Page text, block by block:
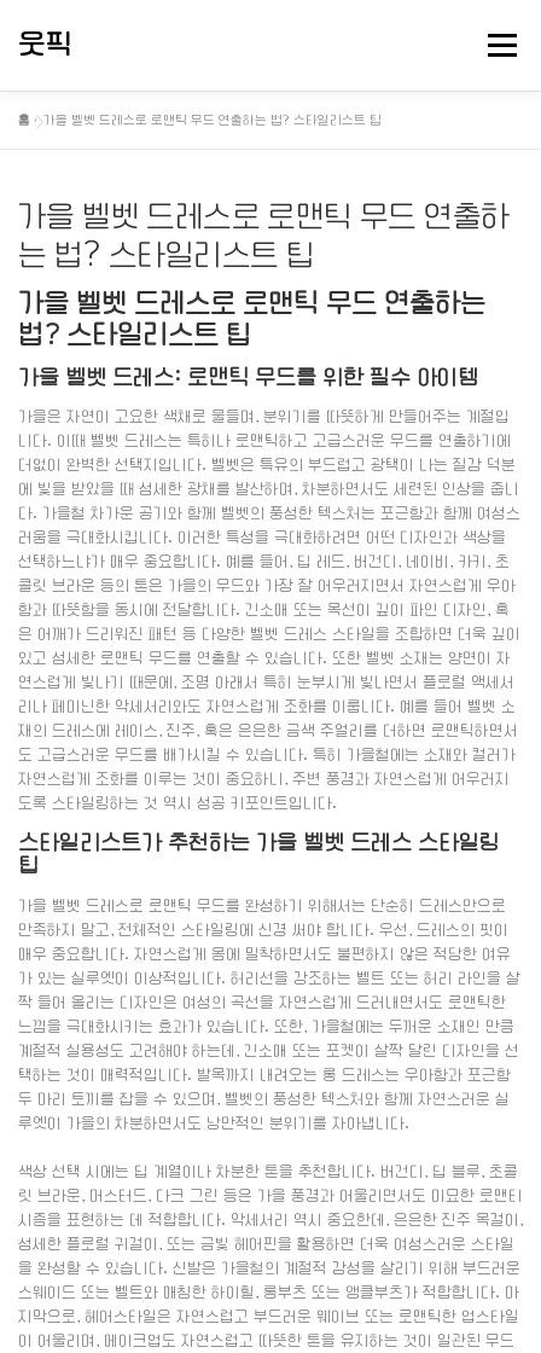
웃픽 메뉴
정보게시
홈 »가을 벨벳 드레스로 로맨틱 무드 연출하는 법? 스타일리스트 팁
가을 벨벳 드레스로 로맨틱 무드 연출하
는 법? 스타일리스트 팁
가을 벨벳 드레스로 로맨틱 무드 연출하는
법? 스타일리스트 팁
가을 벨벳 드레스: 로맨틱 무드를 위한 필수 아이템
가을은 자연이 고요한 색채로 물들며, 분위기를 따뜻하게 만들어주는 계절입
니다. 이때 벨벳 드레스는 특히나 로맨틱하고 고급스러운 무드를 연출하기에
더없이 완벽한 선택지입니다. 벨벳은 특유의 부드럽고 광택이 나는 질감 덕분
에 빛을 받았을 때 섬세한 광채를 발산하며, 차분하면서도 세련된 인상을 줍니
다. 가을철 차가운 공기와 함께 벨벳의 풍성한 텍스처는 포근함과 함께 여성스
러움을 극대화시킵니다. 이러한 특성을 극대화하려면 어떤 디자인과 색상을
선택하느냐가 매우 중요합니다. 예를 들어, 딥 레드, 버건디, 네이비, 카키, 초
콜릿 브라운 등의 톤은 가을의 무드와 가장 잘 어우러지면서 자연스럽게 우아
함과 따뜻함을 동시에 전달합니다. 긴소매 또는 목선이 깊이 파인 디자인, 혹
은 어깨가 드리워진 패턴 등 다양한 벨벳 드레스 스타일을 조합하면 더욱 깊이
있고 섬세한 로맨틱 무드를 연출할 수 있습니다. 또한 벨벳 소재는 양면이 자
연스럽게 빛나기 때문에, 조명 아래서 특히 눈부시게 빛나면서 플로럴 액세서
리나 페미닌한 악세서리와도 자연스럽게 조화를 이룹니다. 예를 들어 벨벳 소
재의 드레스에 레이스, 진주, 혹은 은은한 금색 주얼리를 더하면 로맨틱하면서
도 고급스러운 무드를 배가시킬 수 있습니다. 특히 가을철에는 소재와 컬러가
자연스럽게 조화를 이루는 것이 중요하니, 주변 풍경과 자연스럽게 어우러지
도록 스타일링하는 것 역시 성공 키포인트입니다.
스타일리스트가 추천하는 가을 벨벳 드레스 스타일링
팁
가을 벨벳 드레스로 로맨틱 무드를 완성하기 위해서는 단순히 드레스만으로
만족하지 말고, 전체적인 스타일링에 신경 써야 합니다. 우선, 드레스의 핏이
매우 중요합니다. 자연스럽게 몸에 밀착하면서도 불편하지 않은 적당한 여유
가 있는 실루엣이 이상적입니다. 허리선을 강조하는 벨트 또는 허리 라인을 살
짝 들어 올리는 디자인은 여성의 곡선을 자연스럽게 드러내면서도 로맨틱한
느낌을 극대화시키는 효과가 있습니다. 또한, 가을철에는 두꺼운 소재인 만큼
계절적 실용성도 고려해야 하는데, 긴소매 또는 포켓이 살짝 달린 디자인을 선
택하는 것이 매력적입니다. 발목까지 내려오는 롱 드레스는 우아함과 포근함
두 마리 토끼를 잡을 수 있으며, 벨벳의 풍성한 텍스처와 함께 자연스러운 실
루엣이 가을의 차분하면서도 낭만적인 분위기를 자아냅니다.
색상 선택 시에는 딥 계열이나 차분한 톤을 추천합니다. 버건디, 딥 블루, 초콜
릿 브라운, 머스터드, 다크 그린 등은 가을 풍경과 어울리면서도 미묘한 로맨티
시즘을 표현하는 데 적합합니다. 악세서리 역시 중요한데, 은은한 진주 목걸이,
섬세한 플로럴 귀걸이, 또는 금빛 헤어핀을 활용하면 더욱 여성스러운 스타일
을 완성할 수 있습니다. 신발은 가을철의 계절적 감성을 살리기 위해 부드러운
스웨이드 또는 벨트와 매칭한 하이힐, 롱부츠 또는 앵클부츠가 적합합니다. 마
지막으로, 헤어스타일은 자연스럽고 부드러운 웨이브 또는 로맨틱한 업스타일
이 어울리며, 메이크업도 자연스럽고 따뜻한 톤을 유지하는 것이 일관된 무드